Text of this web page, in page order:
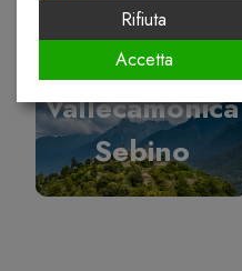
Vallecamonica
Sebino
Rifiuta
Accetta